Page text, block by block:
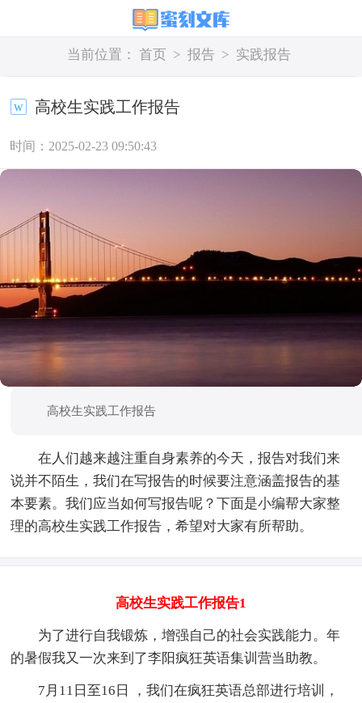
当前位置： 首页 > 报告 > 实践报告
高校生实践工作报告
时间：2025-02-23 09:50:43
高校生实践工作报告
在人们越来越注重自身素养的今天，报告对我们来
说并不陌生，我们在写报告的时候要注意涵盖报告的基
本要素。我们应当如何写报告呢？下面是小编帮大家整
理的高校生实践工作报告，希望对大家有所帮助。
高校生实践工作报告1
为了进行自我锻炼，增强自己的社会实践能力。年
的暑假我又一次来到了李阳疯狂英语集训营当助教。
7月11日至16日 ，我们在疯狂英语总部进行培训，